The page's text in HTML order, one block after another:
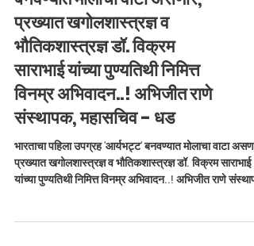
भारताचा पहिला उपग्रह 'आर्यभट्ट'
बनवण्यात मोलाचा वाटा असणारे,
प्रख्यात खगोलशास्त्रज्ञ व
भौतिकशास्त्रज्ञ डॉ. विक्रम
साराभाई यांच्या पुण्यतिथी निमित्त
विनम्र अभिवादन..! अभिजीत राणे
संस्थापक, महासचिव - धड
भारताचा पहिला उपग्रह 'आर्यभट्ट' बनवण्यात मोलाचा वाटा